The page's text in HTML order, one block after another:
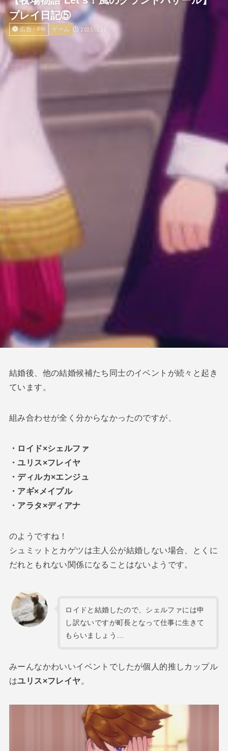
プレイ日記⑤
広告・PR ゲーム 2025.10.20
結婚後、他の結婚候補たち同士のイベントが続々と起き
ています。
組み合わせが全く分からなかったのですが、
・ロイド×シェルファ
・ユリス×フレイヤ
・ディルカ×エンジュ
・アギ×メイプル
・アラタ×ディアナ
のようですね！
シュミットとカゲツは主人公が結婚しない場合、とくに
だれともれない関係になることはないようです。
ロイドと結婚したので、シェルファには申
し訳ないですが町長となって仕事に生きて
もらいましょう…
みーんなかわいいイベントでしたが個人的推しカップル
はユリス×フレイヤ。